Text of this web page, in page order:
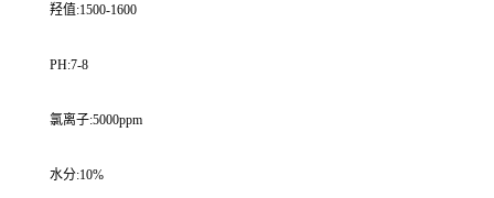
羟值:1500-1600
PH:7-8
氯离子:5000ppm
水分:10%